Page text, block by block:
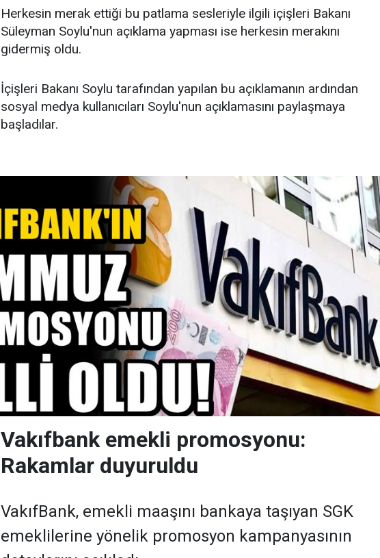
Herkesin merak ettiği bu patlama sesleriyle ilgili içişleri Bakanı
Süleyman Soylu'nun açıklama yapması ise herkesin merakını
gidermiş oldu.
İçişleri Bakanı Soylu tarafından yapılan bu açıklamanın ardından
sosyal medya kullanıcıları Soylu'nun açıklamasını paylaşmaya
başladılar.
Vakıfbank emekli promosyonu:
Rakamlar duyuruldu
VakıfBank, emekli maaşını bankaya taşıyan SGK
emeklilerine yönelik promosyon kampanyasının